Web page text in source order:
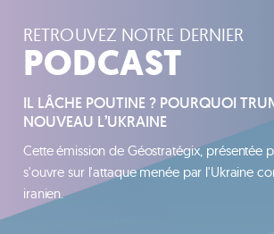
RETROUVEZ NOTRE DERNIER
PODCAST
IL LÂCHE POUTINE ? POURQUOI
NOUVEAU L’UKRAINE
Cette émission de Géostratégix, présentée
s'ouvre sur l'attaque menée par l'Ukraine
iranien.